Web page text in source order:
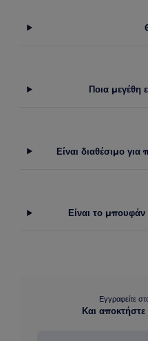
Ποια μεγέθη
Είναι διαθέσιμο για
Είναι το
Εγγραφείτε
Και αποκτήστε